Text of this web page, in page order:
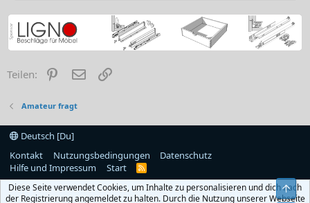
Teilen: PinterestE-Mail
Amateur fragt
Deutsch [Du]
Kontakt
Nutzungsbedingungen
Datenschutz
Hilfe und Impressum
Start
R
S
Diese Seite verwendet Cookies, um Inhalte zu personalisieren und dich nach
der Registrierung angemeldet zu halten. Durch die Nutzung unserer Webseite